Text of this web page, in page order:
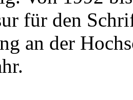
für den
an der